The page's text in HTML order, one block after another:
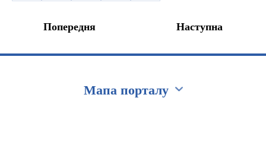
Попередня Наступна
Мапа порталу